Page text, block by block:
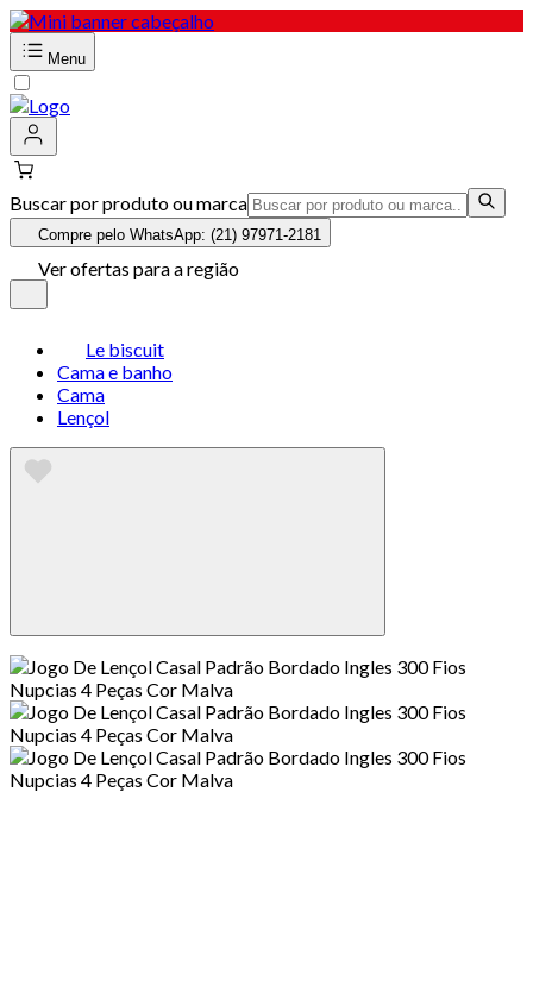
Menu
Buscar por produto ou marca
Compre pelo WhatsApp: (21) 97971-2181
Ver ofertas para a região
Le biscuit
Cama e banho
Cama
Lençol